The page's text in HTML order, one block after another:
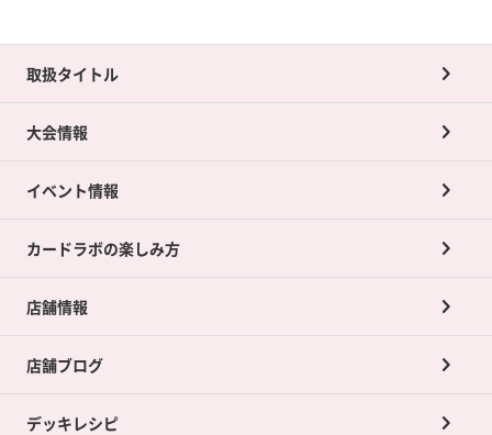
取扱タイトル
大会情報
イベント情報
カードラボの楽しみ方
店舗情報
店舗ブログ
デッキレシピ